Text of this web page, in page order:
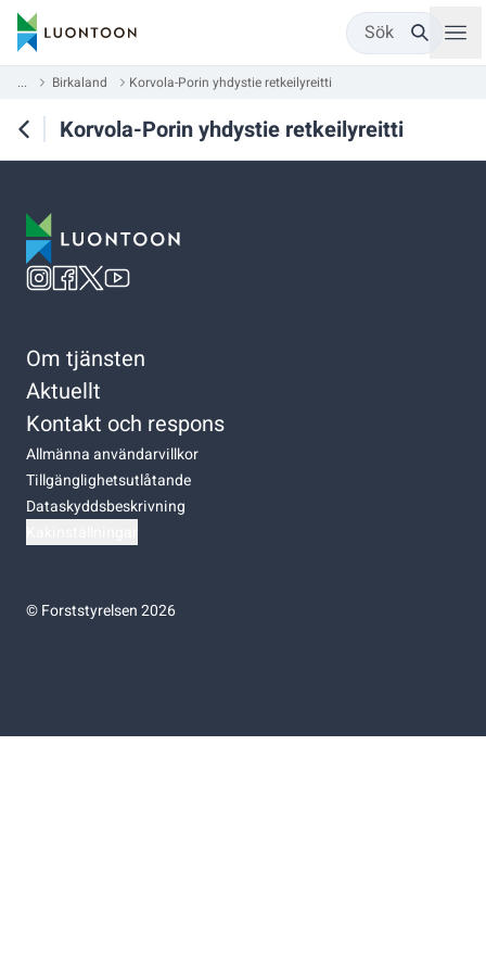
Sök
... Birkaland Korvola-Porin yhdystie retkeilyreitti
Korvola-Porin yhdystie retkeilyreitti
Om tjänsten
Aktuellt
Kontakt och respons
Allmänna användarvillkor
Tillgänglighetsutlåtande
Dataskyddsbeskrivning
©Forststyrelsen 2026